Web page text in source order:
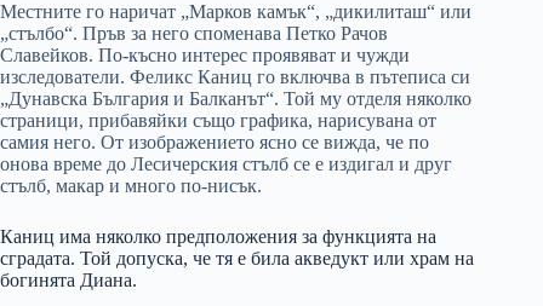
Местните го наричат „Марков камък“, „дикилиташ“ или
„стълбо“. Пръв за него споменава Петко Рачов
Славейков. По-късно интерес проявяват и чужди
изследователи. Феликс Каниц го включва в пътеписа си
„Дунавска България и Балканът“. Той му отделя няколко
страници, прибавяйки също графика, нарисувана от
самия него. От изображението ясно се вижда, че по
онова време до Лесичерския стълб се е издигал и друг
стълб, макар и много по-нисък.
Каниц има няколко предположения за функцията на
сградата. Той допуска, че тя е била акведукт или храм на
богинята Диана.